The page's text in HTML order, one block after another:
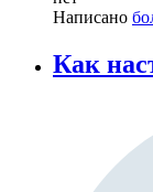
Написано
Как